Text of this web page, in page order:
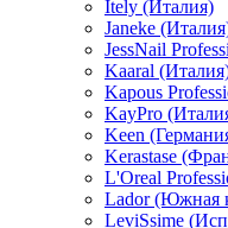
Itely (Италия)
Janeke
JessNail
Kaaral
Kapous
KayPro
Keen
Kerastase
L'Oreal
Lador (Южная
LeviSsime